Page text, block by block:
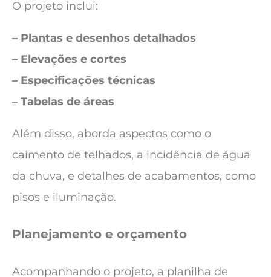
O projeto inclui:
– Plantas e desenhos detalhados
– Elevações e cortes
– Especificações técnicas
– Tabelas de áreas
Além disso, aborda aspectos como o
caimento de telhados, a incidência de água
da chuva, e detalhes de acabamentos, como
pisos e iluminação.
Planejamento e orçamento
Acompanhando o projeto, a planilha de